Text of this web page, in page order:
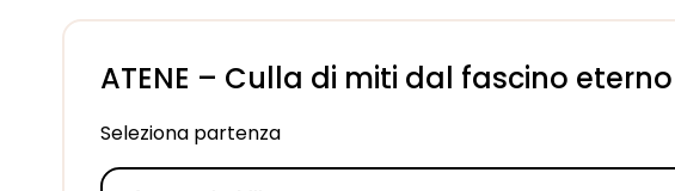
ATENE – Culla di miti dal fascino eterno
Seleziona partenza